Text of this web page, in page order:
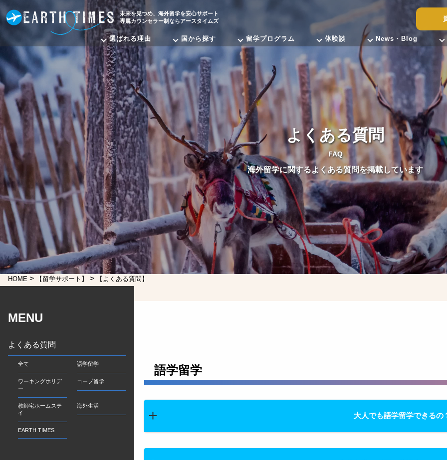
未来を見つめ、海外留学を安心サポート
専属カウンセラー制ならアースタイムズ
選ばれる理由 国から探す 留学プログラム 体験談 News・Blog
HOME > 【留学サポート】 > 【よくある質問】
よくある質問
FAQ
海外留学に関するよくある質問を掲載しています
語学留学
大人でも語学留学できるの
MENU
よくある質問
全て 語学留学
ワーキングホリデ
ー
コープ留学
教師宅ホームステ
イ
海外生活
EARTH TIMES